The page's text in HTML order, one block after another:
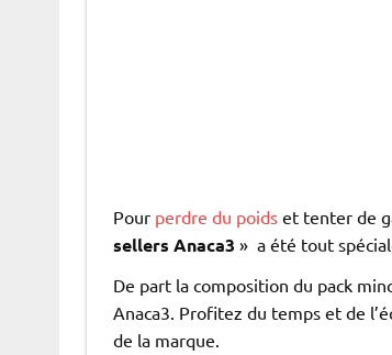
Pour perdre du poidset tenter de
sellers Anaca3 » a été tout
De part la composition du pack
Anaca3. Profitez du temps et de
de la marque.